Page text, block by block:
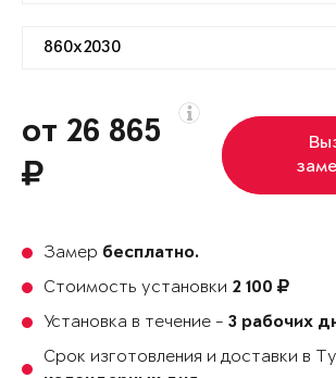
от 26 865
Замер бесплатно.
Стоимость установки 2 100
Установка в течение - 3 рабочих
Срок изготовления и доставки в